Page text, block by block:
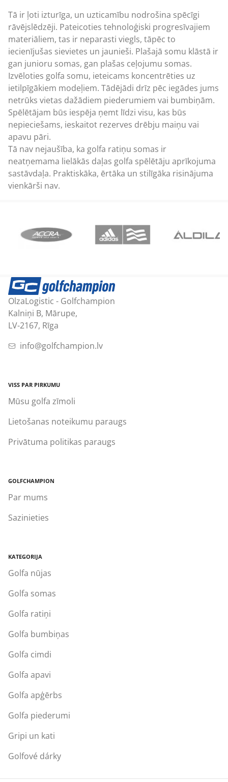
Tā ir ļoti izturīga, un uzticamību nodrošina spēcīgi
rāvējslēdzēji. Pateicoties tehnoloģiski progresīvajiem
materiāliem, tas ir neparasti viegls, tāpēc to
iecienījušas sievietes un jaunieši. Plašajā somu klāstā ir
gan junioru somas, gan plašas ceļojumu somas.
Izvēloties golfa somu, ieteicams koncentrēties uz
ietilpīgākiem modeļiem. Tādējādi drīz pēc iegādes jums
netrūks vietas dažādiem piederumiem vai bumbiņām.
Spēlētājam būs iespēja ņemt līdzi visu, kas būs
nepieciešams, ieskaitot rezerves drēbju maiņu vai
apavu pāri.
Tā nav nejaušība, ka golfa ratiņu somas ir
neatņemama lielākās daļas golfa spēlētāju aprīkojuma
sastāvdaļa. Praktiskāka, ērtāka un stilīgāka risinājuma
vienkārši nav.
OlzaLogistic - Golfchampion
Kalniņi B, Mārupe,
LV-2167, Rīga
info@golfchampion.lv
VISS PAR PIRKUMU
Mūsu golfa zīmoli
Lietošanas noteikumu paraugs
Privātuma politikas paraugs
GOLFCHAMPION
Par mums
Sazinieties
KATEGORIJA
Golfa nūjas
Golfa somas
Golfa ratiņi
Golfa bumbiņas
Golfa cimdi
Golfa apavi
Golfa apģērbs
Golfa piederumi
Gripi un kati
Golfové dárky